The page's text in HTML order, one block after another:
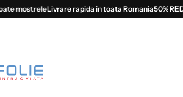
mostreleLivrare rapida in toata Romania50%